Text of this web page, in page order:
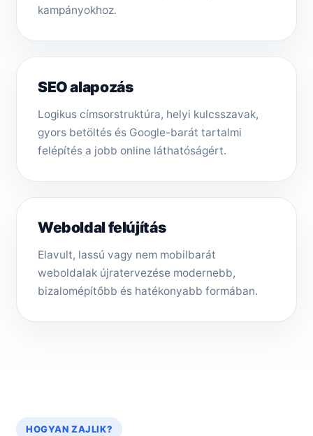
kampányokhoz.
SEO alapozás
Logikus címsorstruktúra, helyi kulcsszavak,
gyors betöltés és Google-barát tartalmi
felépítés a jobb online láthatóságért.
Weboldal felújítás
Elavult, lassú vagy nem mobilbarát
weboldalak újratervezése modernebb,
bizalomépítőbb és hatékonyabb formában.
HOGYAN ZAJLIK?